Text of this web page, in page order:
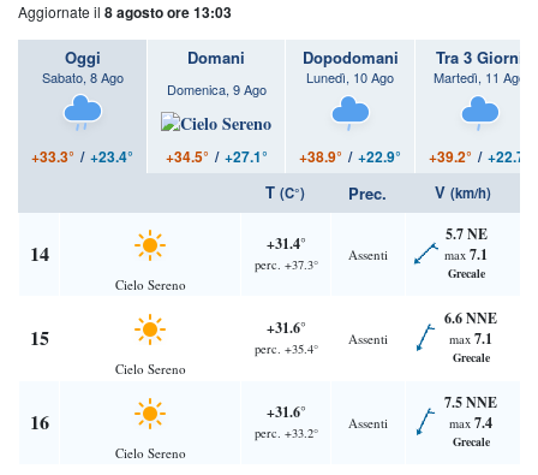
Aggiornate il 8 agosto ore 13:03
Oggi
Sabato, 8 Ago
+33.3° / +23.4°
Domani
Domenica, 9 Ago
+34.5° / +27.1°
Dopodomani
Lunedì, 10 Ago
+38.9° / +22.9°
Tra 3 Giorni
Martedì, 11 Ago
+39.2° / +22.7°
T (C°) Prec. V (km/h)
14
Cielo Sereno
+31.4°
perc. +37.3°
Assenti
5.7 NE
max 7.1
Grecale
15
Cielo Sereno
+31.6°
perc. +35.4°
Assenti
6.6 NNE
max 7.1
Grecale
16
Cielo Sereno
+31.6°
perc. +33.2°
Assenti
7.5 NNE
max 7.4
Grecale